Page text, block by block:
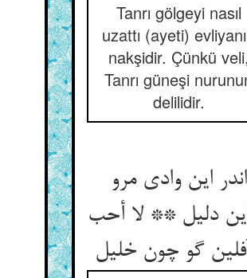
Tanrı gölgeyi nasıl
uzattı (ayeti)
nakşidir. Çünkü veli,
Tanrı güneşi
delilidir.
اندر این وادی مرو
دلیل ** لا أحب